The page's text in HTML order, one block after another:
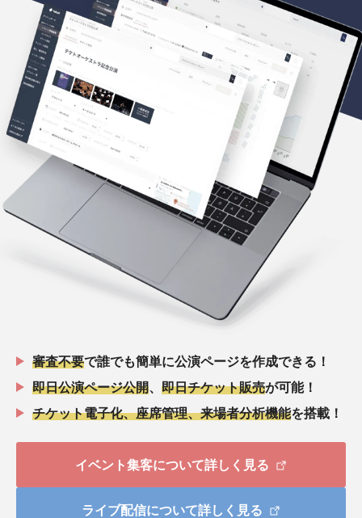
審査不要で誰でも簡単に公演ページを作成できる！
即日公演ページ公開
即日チケット販売が可能！
チケット電子化、座席管理、来場者分析機能を搭載！
イベント集客について詳しく見る
ライブ配信について詳しく見る